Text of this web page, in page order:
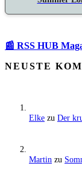
📰 RSS HUB
NEUSTE
Elke zu Der
Martin zu